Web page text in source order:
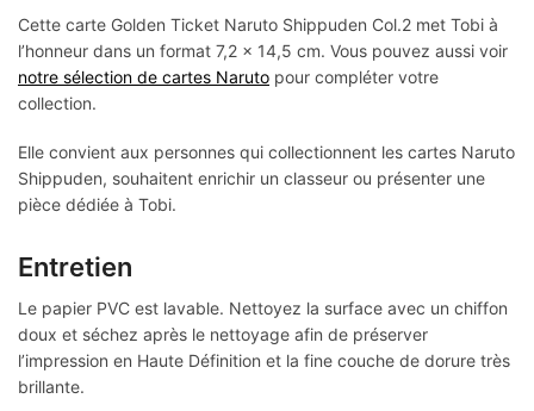
Cette carte Golden Ticket Naruto Shippuden Col.2 met Tobi à
l’honneur dans un format 7,2 x 14,5 cm. Vous pouvez aussi voir
notre sélection de cartes Naruto pour compléter votre
collection.
Elle convient aux personnes qui collectionnent les cartes Naruto
Shippuden, souhaitent enrichir un classeur ou présenter une
pièce dédiée à Tobi.
Entretien
Le papier PVC est lavable. Nettoyez la surface avec un chiffon
doux et séchez après le nettoyage afin de préserver
l’impression en Haute Définition et la fine couche de dorure très
brillante.